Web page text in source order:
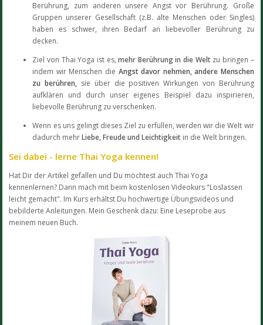
Berührung, zum anderen unsere Angst vor Berührung. Große
Gruppen unserer Gesellschaft (z.B. alte Menschen oder Singles)
haben es schwer, ihren Bedarf an liebevoller Berührung zu
decken.
Ziel von Thai Yoga ist es,mehr Berührung in die Welt zu bringen –
indem wir Menschen die Angst davor nehmen, andere Menschen
zu berühren, sie über die positiven Wirkungen von Berührung
aufklären und durch unser eigenes Beispiel dazu inspirieren,
liebevolle Berührung zu verschenken.
Wenn es uns gelingt dieses Ziel zu erfüllen, werden wir die Welt wir
dadurch mehrLiebe, Freude und Leichtigkeit in die Welt bringen.
Sei dabei - lerne Thai Yoga kennen!
Hat Dir der Artikel gefallen und Du möchtest auch Thai Yoga
kennenlernen? Dann mach mit beim kostenlosen Videokurs "Loslassen
leicht gemacht". Im Kurs erhältst Du hochwertige Übungsvideos und
bebilderte Anleitungen. Mein Geschenk dazu: Eine Leseprobe aus
meinem neuen Buch.